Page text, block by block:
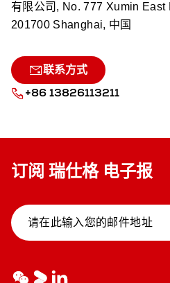
有限公司, No. 777 Xumin
201700 Shanghai, 中国
联系方式
+86 13826113211
订阅 瑞仕格 电子报